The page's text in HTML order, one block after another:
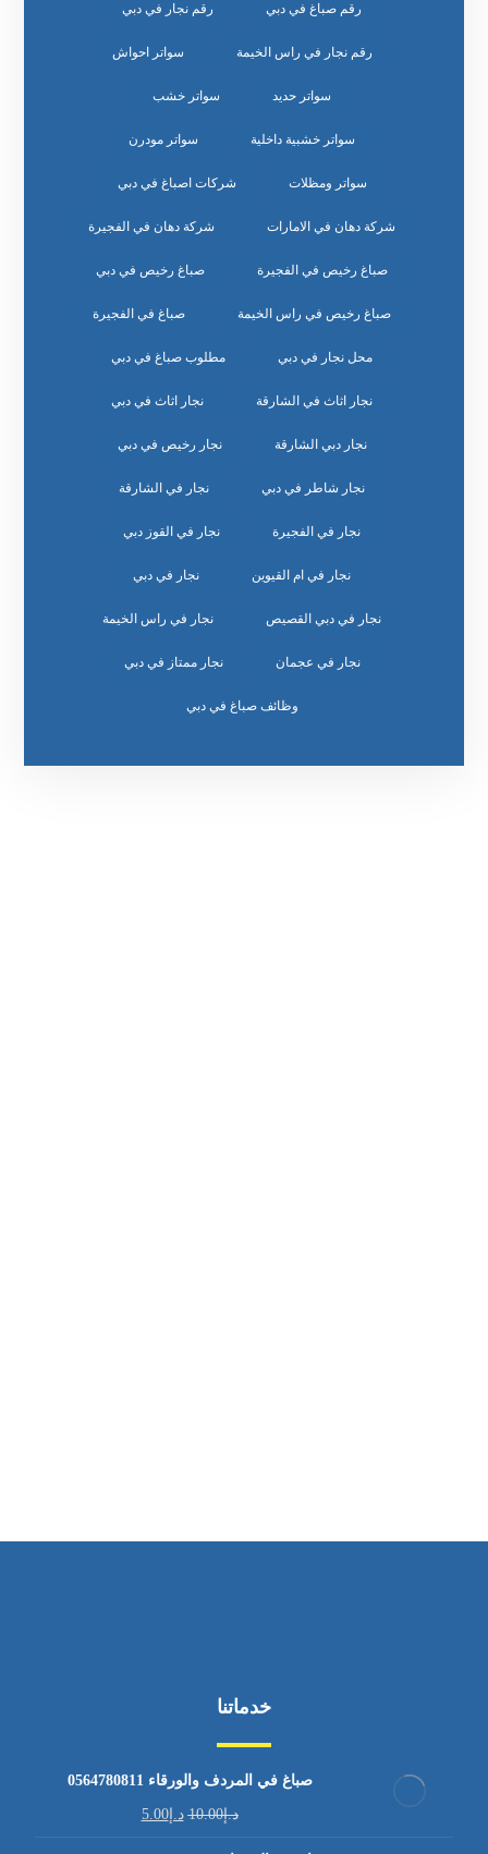
رقم صباغ في دبي رقم نجار في دبي
رقم نجار في راس الخيمة سواتر احواش
سواتر حديد سواتر خشب
سواتر خشبية داخلية سواتر مودرن
سواتر ومظلات شركات اصباغ في دبي
شركة دهان في الامارات شركة دهان في الفجيرة
صباغ رخيص في الفجيرة صباغ رخيص في دبي
صباغ رخيص في راس الخيمة صباغ في الفجيرة
محل نجار في دبي مطلوب صباغ في دبي
نجار اثاث في الشارقة نجار اثاث في دبي
نجار دبي الشارقة نجار رخيص في دبي
نجار شاطر في دبي نجار في الشارقة
نجار في الفجيرة نجار في القوز دبي
نجار في ام القيوين نجار في دبي
نجار في دبي القصيص نجار في راس الخيمة
نجار في عجمان نجار ممتاز في دبي
وظائف صباغ في دبي
خدماتنا
صباغ في المردف والورقاء 0564780811
د.إ10.00 د.إ5.00